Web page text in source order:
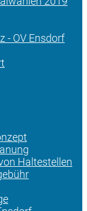
- OV Ensdorf
Haltestellen